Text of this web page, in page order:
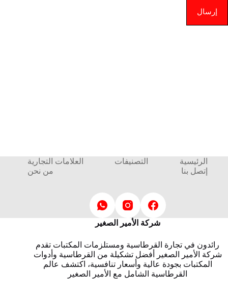
إرسال
الرئيسية التصنيفات
العلامات التجارية
إتصل بنا
من نحن
شركة الأمير الصغير
رائدون في تجارة القرطاسية ومستلزمات المكتبات تقدم
شركة الأمير الصغير أفضل تشكيلة من القرطاسية وأدوات
المكتبات بجودة عالية وأسعار تنافسية، اكتشف عالم
القرطاسية الشامل مع الأمير الصغير